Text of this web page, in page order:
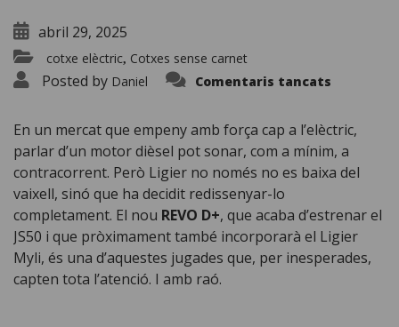
abril 29, 2025
cotxe elèctric, Cotxes sense carnet
Posted by Daniel Comentaris tancats
nou
motor
dièsel
amb
què
les
regles
del
joc
En un mercat que empeny amb força cap a l’elèctric,
parlar d’un motor dièsel pot sonar, com a mínim, a
contracorrent. Però Ligier no només no es baixa del
vaixell, sinó que ha decidit redissenyar-lo
completament. El nou REVO D+, que acaba d’estrenar el
JS50 i que pròximament també incorporarà el Ligier
Myli, és una d’aquestes jugades que, per inesperades,
capten tota l’atenció. I amb raó.